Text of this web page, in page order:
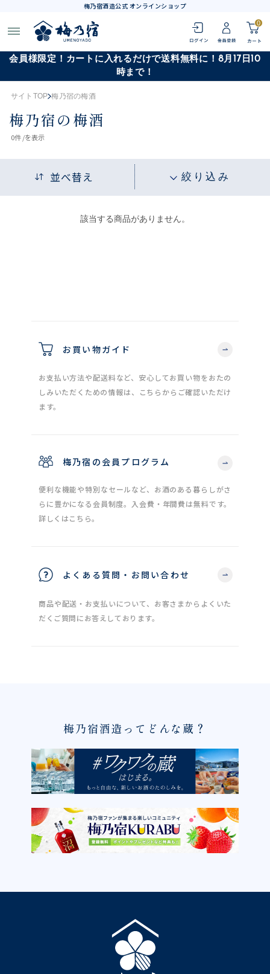
梅乃宿酒造公式 オンラインショップ
0
会員様限定！カートに入れるだけで送料無料に！8月17日10
時まで！
サイトTOP 梅乃宿の梅酒
梅乃宿の梅酒
0件 /を表示
並べ替え 絞り込み
該当する商品がありません。
お買い物ガイド
お支払い方法や配送料など、安心してお買い物をおたの
しみいただくための情報は、こちらからご確認いただけ
ます。
梅乃宿の会員プログラム
便利な機能や特別なセールなど、お酒のある暮らしがさ
らに豊かになる会員制度。入会費・年間費は無料です。
詳しくはこちら。
よくある質問・お問い合わせ
商品や配送・お支払いについて、お客さまからよくいた
だくご質問にお答えしております。
梅乃宿酒造ってどんな蔵？